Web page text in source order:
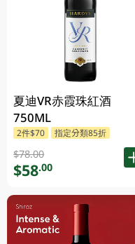
夏迪VR赤霞珠紅酒
750ML
2件$70 指定分類85折
$78.00
$58.00